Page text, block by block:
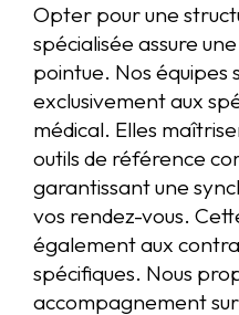
Opter pour une
spécialisée assure
pointue. Nos équipes
exclusivement aux
médical. Elles
outils de référence
garantissant une
vos rendez-vous.
également aux
spécifiques. Nous
accompagnement